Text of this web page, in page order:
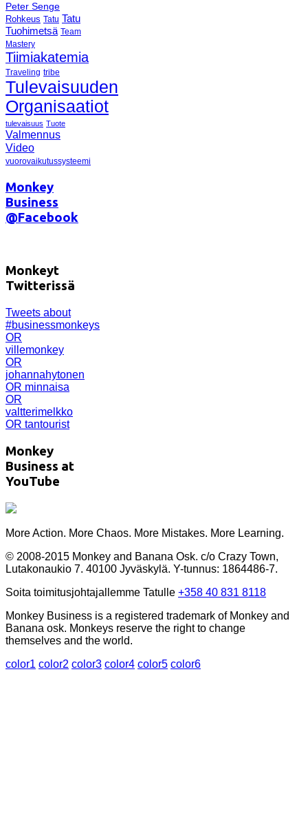
Peter Senge
Rohkeus Tatu Tatu
Tuohimetsä Team
Mastery
Tiimiakatemia
Traveling tribe
Tulevaisuuden
Organisaatiot
tulevaisuus Tuote
Valmennus
Video
vuorovaikutussysteemi
Monkey
Business
@Facebook
Monkeyt
Twitterissä
Tweets about
#businessmonkeys
OR
villemonkey
OR
johannahytonen
OR minnaisa
OR
valtterimelkko
OR tantourist
Monkey
Business at
YouTube
More Action. More Chaos. More Mistakes. More Learning.
© 2008-2015 Monkey and Banana Osk. c/o Crazy Town,
Lutakonaukio 7. 40100 Jyväskylä. Y-tunnus: 1864486-7.
Soita toimitusjohtajallemme Tatulle +358 40 831 8118
Monkey Business is a registered trademark of Monkey and
Banana osk. Monkeys reserve the right to change
themselves and the world.
color1 color2 color3 color4 color5 color6